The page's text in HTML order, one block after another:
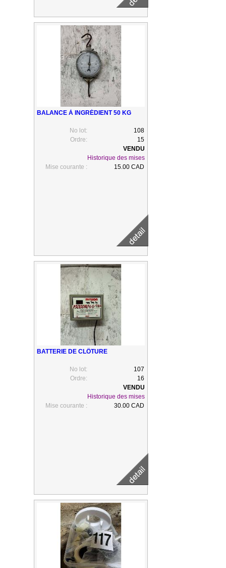
BALANCE À INGRÉDIENT 50 KG
No lot:
108
Ordre:
15
Historique des mises
Mise courante :
15.00 CAD
BATTERIE DE CLÔTURE
No lot:
107
Ordre:
16
Historique des mises
Mise courante :
30.00 CAD